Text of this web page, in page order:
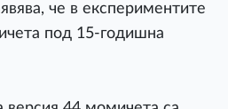
че в експериментите
под 15-годишна